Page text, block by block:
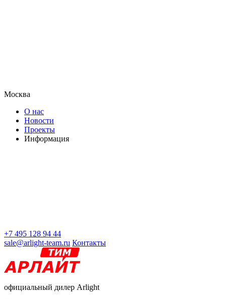
Москва
О нас
Новости
Проекты
Информация
+7 495 128 94 44
sale@arlight-team.ru Контакты
официальный дилер Arlight